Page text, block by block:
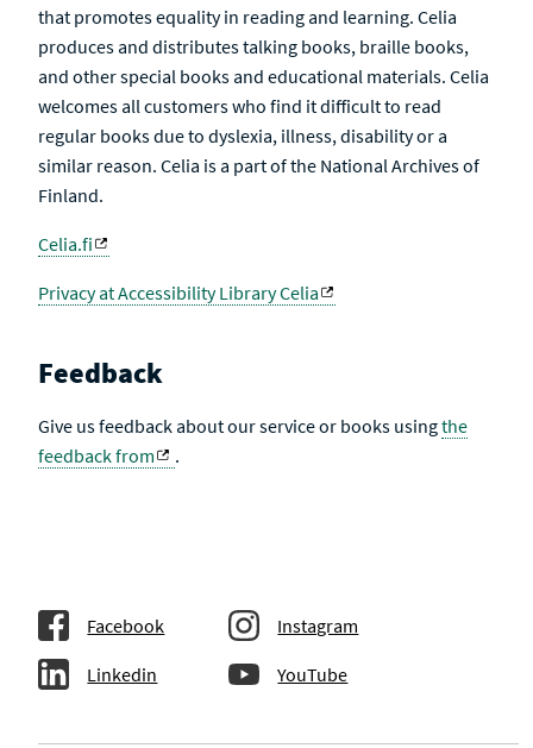
that promotes equality in reading and learning. Celia
produces and distributes talking books, braille books,
and other special books and educational materials. Celia
welcomes all customers who find it difficult to read
regular books due to dyslexia, illness, disability or a
similar reason. Celia is a part of the National Archives of
Finland.
Celia.fi
Privacy at Accessibility Library Celia
Feedback
Give us feedback about our service or books usingthe
feedback from
.
Facebook Instagram
Linkedin YouTube